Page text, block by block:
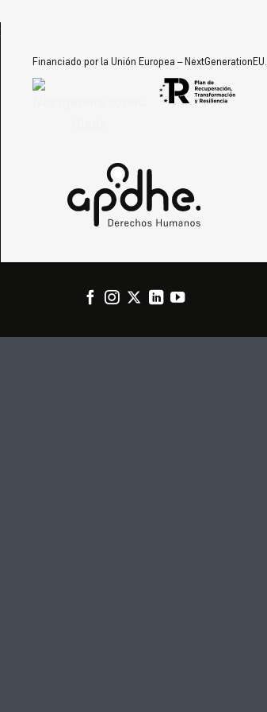
Financiado por la Unión Europea – NextGenerationEU.